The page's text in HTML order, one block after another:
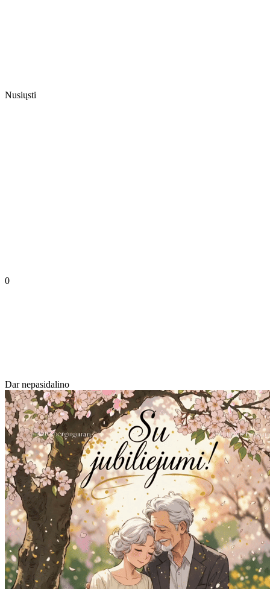
Nusiųsti
0
Dar nepasidalino